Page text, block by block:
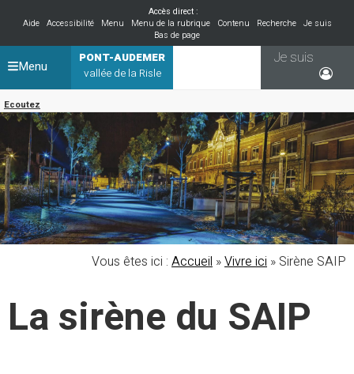
Accès direct :
Aide
Accessibilité Menu Menu de la rubrique Contenu Recherche
Je suis
Bas de page
PONT-AUDEMER
vallée de la Risle
Ecoutez
Je suis
Menu
Vous êtes ici : Accueil »Vivre ici » Sirène SAIP
La sirène du SAIP